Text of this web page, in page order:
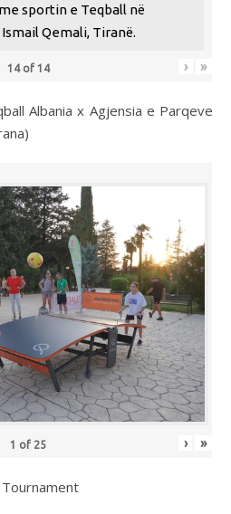
sportin e Teqball në
Qemali, Tiranë.
14of 14 › »
Albania x Agjensia e Parqeve
1 of 25 › »